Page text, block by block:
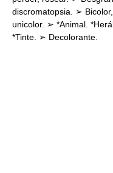
discromatopsia. ➢
unicolor. ➢ *Animal.
*Tinte. ➢ Decolorante.